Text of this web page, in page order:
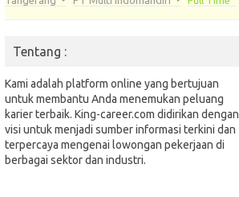
Tentang :
Kami adalah platform online yang bertujuan
untuk membantu Anda menemukan peluang
karier terbaik. King-career.com didirikan dengan
visi untuk menjadi sumber informasi terkini dan
terpercaya mengenai lowongan pekerjaan di
berbagai sektor dan industri.